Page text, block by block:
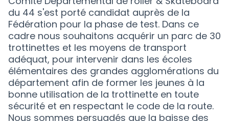
du 44 s'est porté candidat auprès de la
Fédération pour la phase de test. Dans ce
cadre nous souhaitons acquérir un parc de 30
trottinettes et les moyens de transport
adéquat, pour intervenir dans les écoles
élémentaires des grandes agglomérations du
département afin de former les jeunes à la
bonne utilisation de la trottinette en toute
sécurité et en respectant le code de la route.
Nous sommes persuadés que la baisse des